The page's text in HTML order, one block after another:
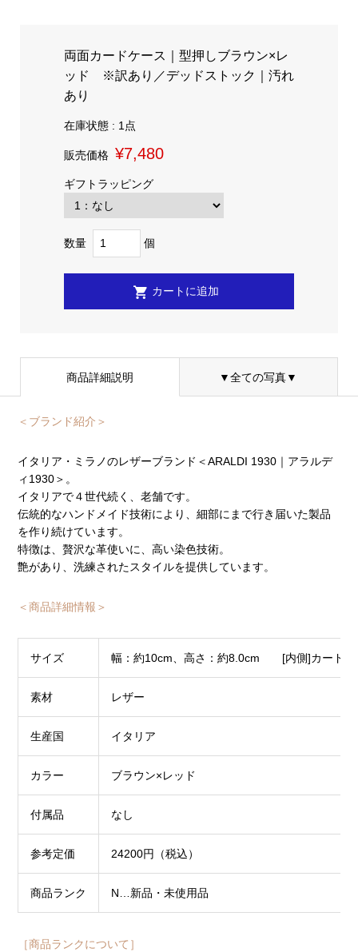
両面カードケース｜型押しブラウン×レ
ッド ※訳あり／デッドストック｜汚れ
あり
在庫状態 : 1点
販売価格 ¥7,480
ギフトラッピング
数量 個
商品詳細説明 ▼全ての写真▼
＜ブランド紹介＞
イタリア・ミラノのレザーブランド＜ARALDI 1930｜アラルデ
ィ1930＞。
イタリアで４世代続く、老舗です。
伝統的なハンドメイド技術により、細部にまで行き届いた製品
を作り続けています。
特徴は、贅沢な革使いに、高い染色技術。
艶があり、洗練されたスタイルを提供しています。
＜商品詳細情報＞
サイズ 幅：約10cm、高さ：約8.0cm [内側]カードポ
素材 レザー
生産国 イタリア
カラー ブラウン×レッド
付属品 なし
参考定価 24200円（税込）
商品ランク N…新品・未使用品
［商品ランクについて］